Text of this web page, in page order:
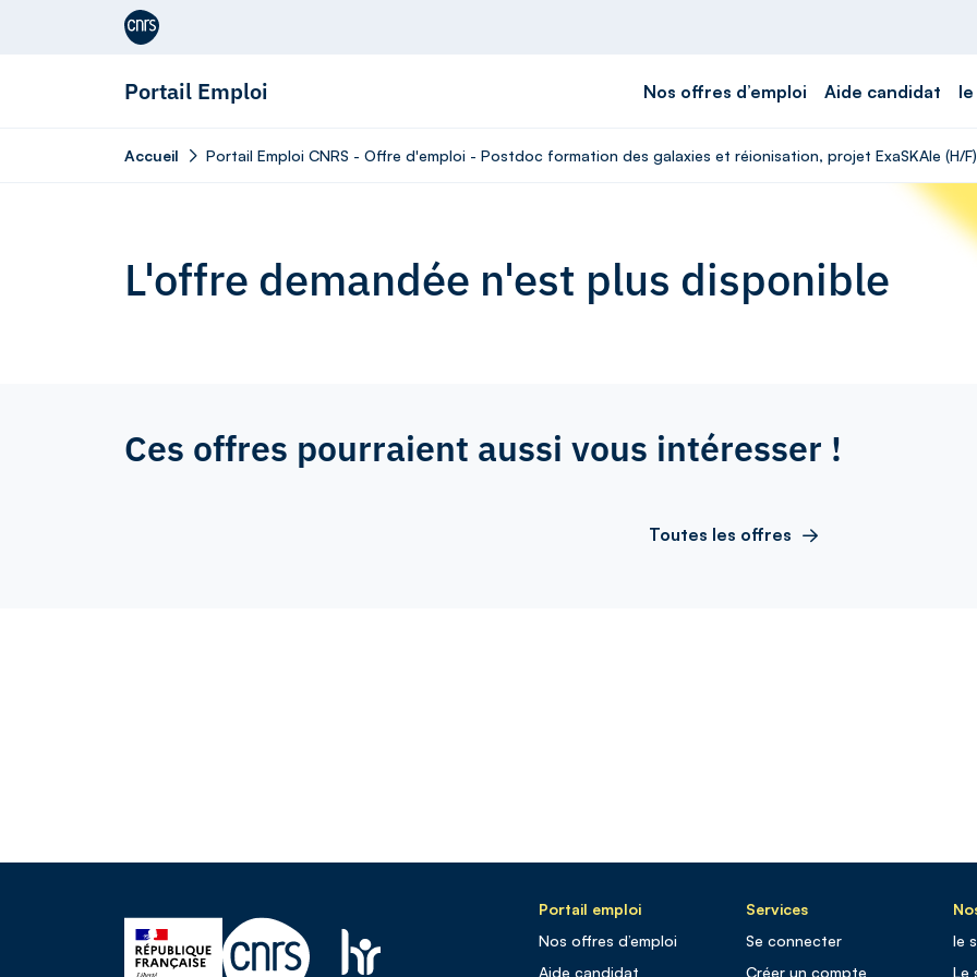
Aller au contenu
Portail Emploi Nos offres d’emploi Aide candidat
Accueil Portail Emploi CNRS - Offre d'emploi - Postdoc formation des galaxies et réionisation, projet ExaSKAle (H/F)
L'offre demandée n'est plus disponible
Ces offres pourraient aussi vous intéresser !
Toutes les offres
Portail emploi
Nos offres d’emploi
Aide candidat
Services
Se connecter
Créer un compte
le
Le